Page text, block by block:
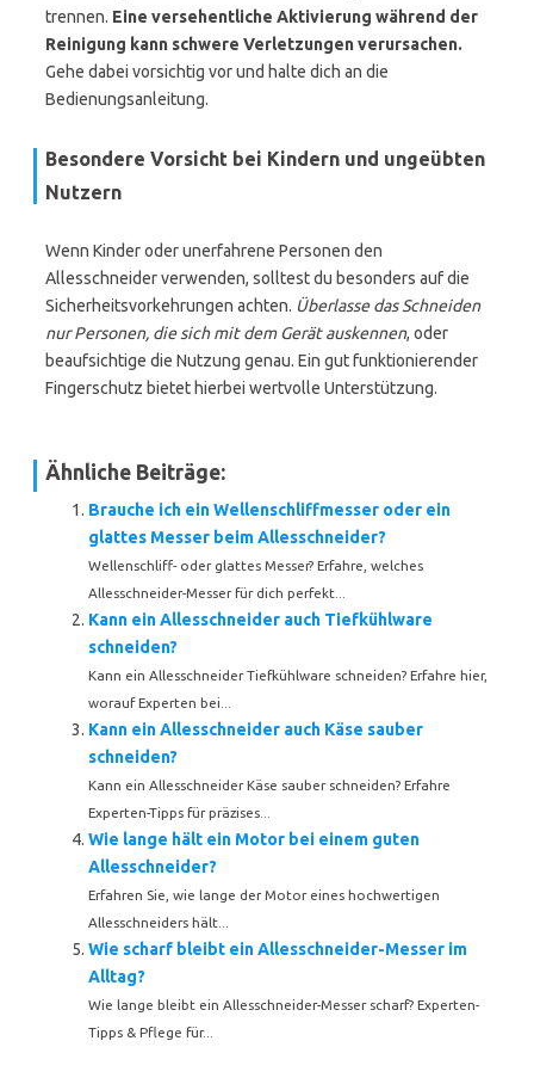
trennen. Eine versehentliche Aktivierung während der
Reinigung kann schwere Verletzungen verursachen.
Gehe dabei vorsichtig vor und halte dich an die
Bedienungsanleitung.
Besondere Vorsicht bei Kindern und ungeübten
Nutzern
Wenn Kinder oder unerfahrene Personen den
Allesschneider verwenden, solltest du besonders auf die
Sicherheitsvorkehrungen achten. Überlasse das Schneiden
nur Personen, die sich mit dem Gerät auskennen, oder
beaufsichtige die Nutzung genau. Ein gut funktionierender
Fingerschutz bietet hierbei wertvolle Unterstützung.
Ähnliche Beiträge:
Brauche ich ein Wellenschliffmesser oder ein
glattes Messer beim Allesschneider?
Wellenschliff- oder glattes Messer? Erfahre, welches
Allesschneider-Messer für dich perfekt...
Kann ein Allesschneider auch Tiefkühlware
schneiden?
Kann ein Allesschneider Tiefkühlware schneiden? Erfahre hier,
worauf Experten bei...
Kann ein Allesschneider auch Käse sauber
schneiden?
Kann ein Allesschneider Käse sauber schneiden? Erfahre
Experten-Tipps für präzises...
Wie lange hält ein Motor bei einem guten
Allesschneider?
Erfahren Sie, wie lange der Motor eines hochwertigen
Allesschneiders hält...
Wie scharf bleibt ein Allesschneider-Messer im
Alltag?
Wie lange bleibt ein Allesschneider-Messer scharf? Experten-
Tipps & Pflege für...